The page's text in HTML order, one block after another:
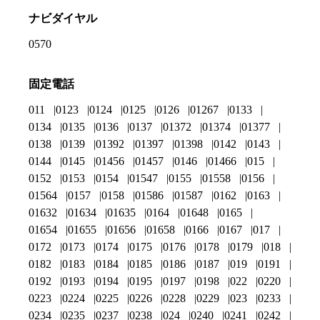
ナビダイヤル
0570
固定電話
011 0123 0124 0125 0126 01267
0133
0134
0135 0136 0137 01372 01374
01377
0138
0139 01392 01397 01398 0142
0143
0144
0145 01456 01457 0146 01466
015
0152
0153 0154 01547 0155 01558
0156
01564
0157 0158 01586 01587 0162
0163
01632
01634 01635 0164 01648
0165
01654
01655 01656 01658 0166 0167
017
0172
0173 0174 0175 0176 0178 0179
018
0182
0183 0184 0185 0186 0187 019
0191
0192
0193 0194 0195 0197 0198 022
0220
0223
0224 0225 0226 0228 0229 023
0233
0234
0235 0237 0238 024 0240 0241 0242